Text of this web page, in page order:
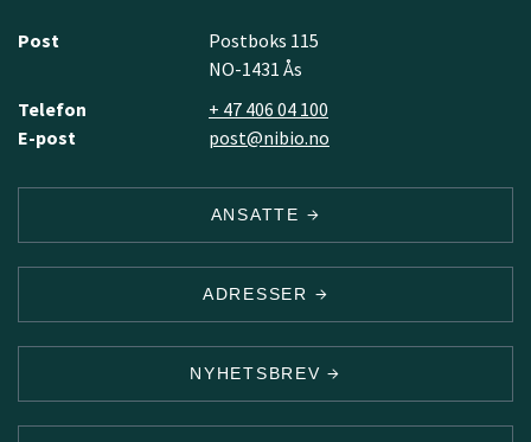
Post
Postboks 115
NO-1431 Ås
Telefon
+ 47 406 04 100
E-post
post@nibio.no
ANSATTE
ADRESSER
NYHETSBREV